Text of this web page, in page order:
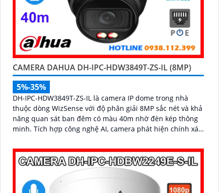
CAMERA DAHUA DH-IPC-HDW3849T-ZS-IL (8MP)
5%-35%
DH-IPC-HDW3849T-ZS-IL là camera IP dome trong nhà
thuộc dòng WizSense với độ phân giải 8MP sắc nét và khả
năng quan sát ban đêm có màu 40m nhờ đèn kép thông
minh. Tích hợp công nghệ AI, camera phát hiện chính xác
nhớ hỗ trợ đến 512GB đảm bảo lưu trữ linh hoạt và chi
tiết, hỗ trợ PoE tiện lợi đây là giải pháp giám sát an ninh